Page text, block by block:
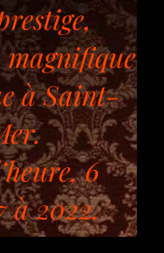
à Saint-
6
à 2022.